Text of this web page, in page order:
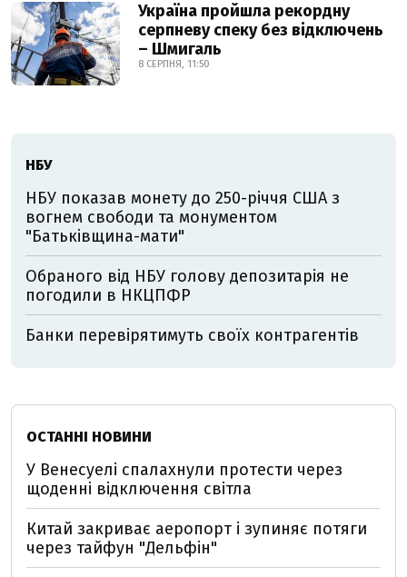
Україна пройшла рекордну
серпневу спеку без відключень
– Шмигаль
8 СЕРПНЯ, 11:50
НБУ
НБУ показав монету до 250-річчя США з
вогнем свободи та монументом
"Батьківщина-мати"
Обраного від НБУ голову депозитарія не
погодили в НКЦПФР
Банки перевірятимуть своїх контрагентів
ОСТАННІ НОВИНИ
У Венесуелі спалахнули протести через
щоденні відключення світла
Китай закриває аеропорт і зупиняє потяги
через тайфун "Дельфін"